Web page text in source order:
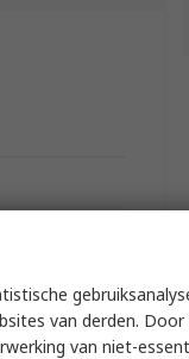
van derden. Door
van niet-